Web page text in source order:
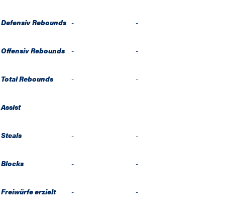
Defensiv Rebounds - -
Offensiv Rebounds - -
Total Rebounds - -
Assist - -
Steals - -
Blocks - -
Freiwürfe erzielt - -